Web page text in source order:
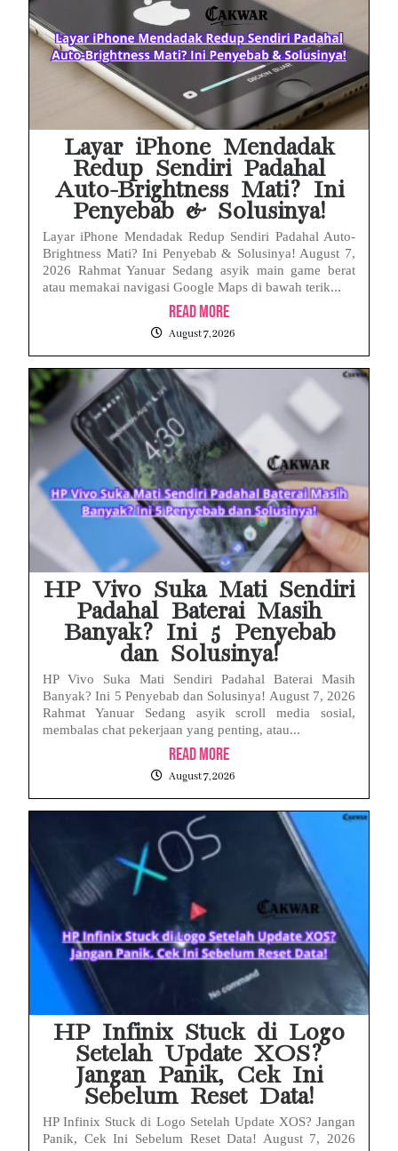
Babak Baru Kasus Febrie Adriansyah, Rencana Praperadilan Penyitaan Emas dan Uang Tunai Jadi Sorotan
Baterai Apple Watch Cepat Boros? Ini Penyebab dan Cara Mengatasinya
HP Huawei Cepat Panas? Ini Penyebab Utama dan Cara Mengatasinya
Layar iPhone Mendadak
Redup Sendiri Padahal
Auto-Brightness Mati? Ini
Penyebab & Solusinya!
Layar iPhone Mendadak Redup Sendiri Padahal Auto-
Brightness Mati? Ini Penyebab & Solusinya! August 7,
2026 Rahmat Yanuar Sedang asyik main game berat
atau memakai navigasi Google Maps di bawah terik...
Read More
August 7, 2026
HP Vivo Suka Mati Sendiri
Padahal Baterai Masih
Banyak? Ini 5 Penyebab
dan Solusinya!
HP Vivo Suka Mati Sendiri Padahal Baterai Masih
Banyak? Ini 5 Penyebab dan Solusinya! August 7, 2026
Rahmat Yanuar Sedang asyik scroll media sosial,
membalas chat pekerjaan yang penting, atau...
Read More
August 7, 2026
HP Infinix Stuck di Logo
Setelah Update XOS?
Jangan Panik, Cek Ini
Sebelum Reset Data!
HP Infinix Stuck di Logo Setelah Update XOS? Jangan
Panik, Cek Ini Sebelum Reset Data! August 7, 2026